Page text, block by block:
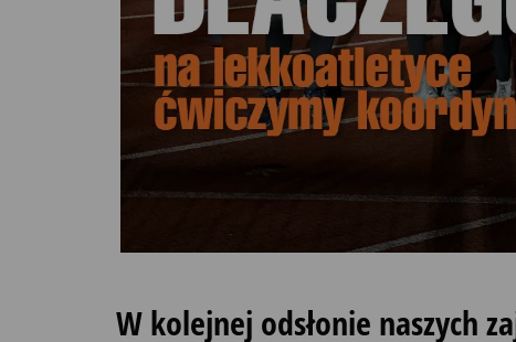
W kolejnej odsłonie naszych